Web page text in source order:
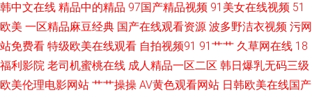
播影院 亚洲小说网 欧美实操视频 亚洲无码五区 草莓视频18 黄色三级片yyc
欧洲性爱网 午夜福利AV网站 91社在线电影 精品精久久 日本女人日叉网站 伊
人黄色视频 超碰人人123 免费亚洲精品色片 亚洲综合日韩在线 av成人资源
韩中文在线 精品中的精品 97国产精品视频 91美女在线视频 51
欧美 一区精品麻豆经典 国产在线观看资源 波多野洁衣视频 污网
站免费看 特级欧美在线观看 自拍视频91 91艹艹 久草网在线 18
福利影院 老司机蜜桃在线 成人精品一区二区 韩日爆乳无码三级
欧美伦理电影网站 艹艹操操 AV黄色观看网站 日韩欧美在线国产